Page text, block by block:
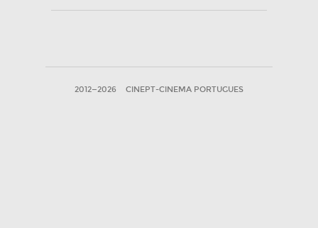
2012—2026 CINEPT-CINEMA PORTUGUES